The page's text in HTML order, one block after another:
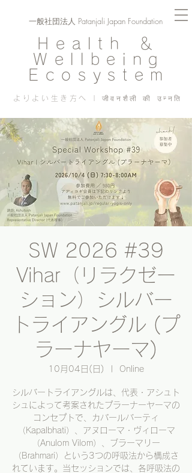
Health ＆
Wellbeing
Ecosystem
よりよい生き方へ | जीवनशैली की उन्नति
一般社団法人 Patanjali Japan Foundation
SW 2026 #39
Vihar（リラクゼー
ション）シルバー
トライアングル (プ
ラーナヤーマ)
10月04日(日) Online
シルバートライアングルは、代表・アシュト
シュによって考案されたプラーナーヤーマの
コンセプトで、カパールバーティ
（Kapalbhati）、アヌローマ・ヴィローマ
（Anulom Vilom）、ブラーマリー
（Brahmari）という3つの呼吸法から構成さ
れています。当セッションでは、各呼吸法の